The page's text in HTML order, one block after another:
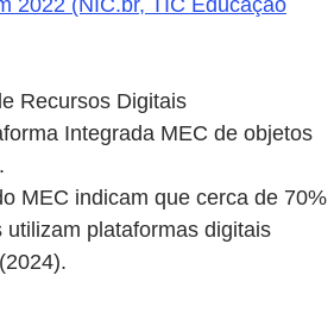
2022 (NIC.br, TIC Educação
Recursos Digitais
Integrada MEC de objetos
MEC indicam que cerca de 70%
plataformas digitais